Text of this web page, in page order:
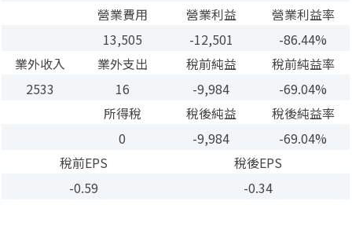
營業費用
營業利益
營業利益率
13,505
-12,501
-86.44%
業外收入
業外支出 稅前純益
稅前純益率
2533
16 -9,984
-69.04%
所得稅
稅後純益
稅後純益率
0
-9,984
-69.04%
稅前EPS
稅後EPS
-0.59
-0.34